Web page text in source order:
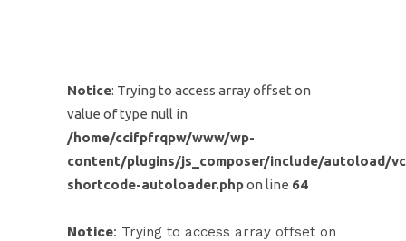
Notice: Trying to access array offset on
value of type null in
/home/ccifpfrqpw/www/wp-
content/plugins/js_composer/include/autoload/
shortcode-autoloader.phpon line 64
Notice: Trying to access array offset on